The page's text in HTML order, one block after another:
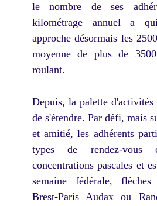
le nombre de ses
kilométrage annuel a
approche désormais les
moyenne de plus de
roulant.
Depuis, la palette d'activités
de s'étendre. Par défi, mais
et amitié, les adhérents
types de rendez-vous
concentrations pascales et
semaine fédérale,
Brest-Paris Audax ou